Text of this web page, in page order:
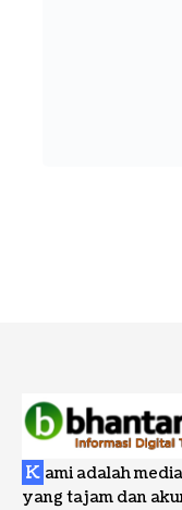
K ami adalah
yang tajam dan